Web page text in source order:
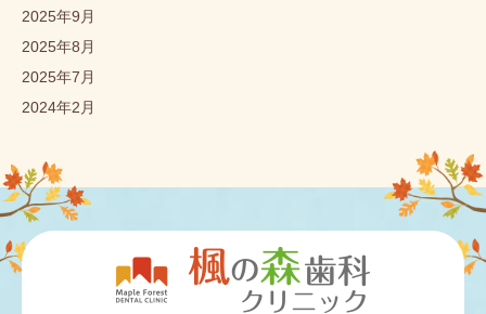
2025年9月
2025年8月
2025年7月
2024年2月